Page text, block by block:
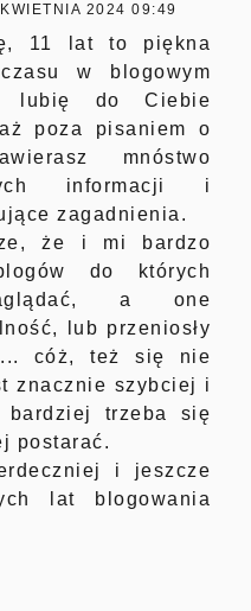
2024 09:49
11 lat to piękna
w blogowym
lubię do Ciebie
poza pisaniem o
mnóstwo
informacji i
zagadnienia.
że i mi bardzo
do których
a one
lub przeniosły
cóż, też się nie
znacznie szybciej i
bardziej trzeba się
postarać.
i jeszcze
lat blogowania